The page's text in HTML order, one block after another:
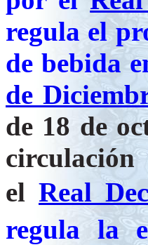
regula el
de bebida
de
de 18 de
el Real
regula la